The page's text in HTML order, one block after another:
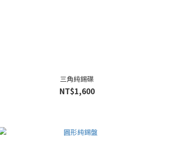
三角純錫碟
NT$1,600